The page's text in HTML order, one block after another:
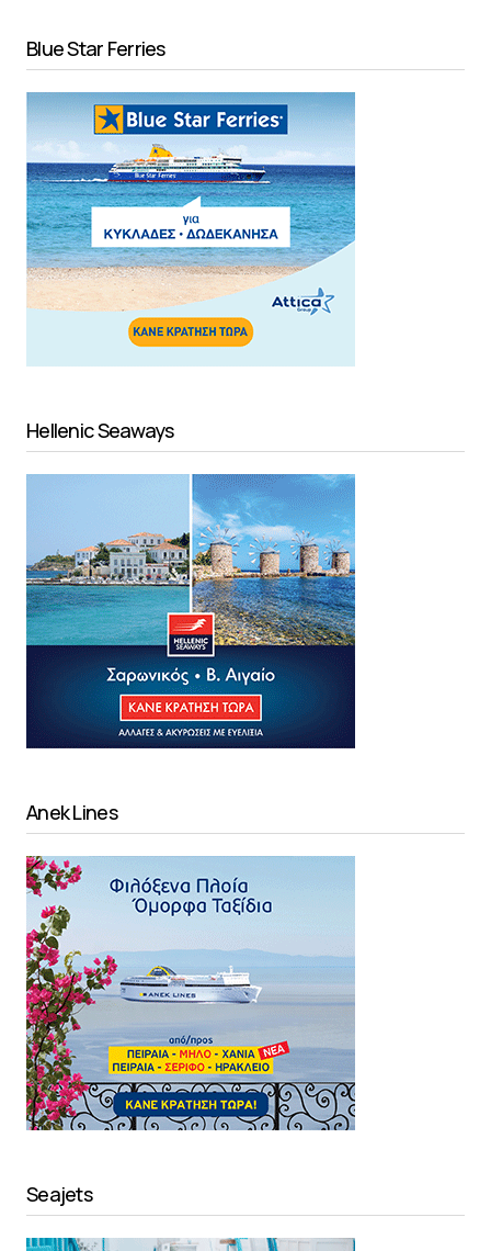
Blue Star Ferries
Hellenic Seaways
Anek Lines
Seajets